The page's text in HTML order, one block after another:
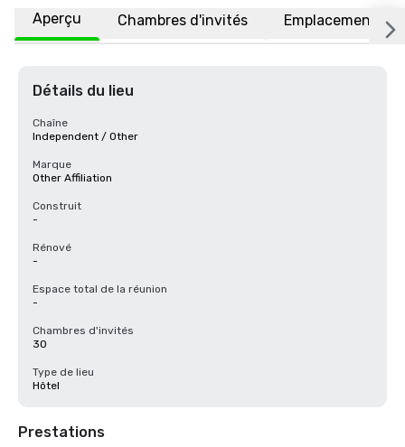
Aperçu Chambres d'invités Emplacement
Détails du lieu
Chaîne
Independent / Other
Marque
Other Affiliation
Construit
-
Rénové
-
Espace total de la réunion
-
Chambres d'invités
30
Type de lieu
Hôtel
Prestations